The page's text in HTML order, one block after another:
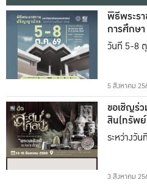
พิธีพระร
การศึกษ
วันที่ 5-8
5 สิงหาคม
ขอเชิญร่
สิน(ทรัพ
ระหว่างวั
3 สิงหาคม